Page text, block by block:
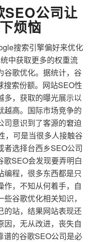
SEO公司让
烦恼
搜索引擎偏好来优化
中获取更多的权重流
谷歌优化。据统计，谷
索份额。网站SEO性
多，获取的曝光展示以
越高。国际市场竞争的
司意识到了客源的窘迫
，可是当很多人接触谷
者选择台西乡SEO公司
SEO会发现要弄明白
编程，很多东西都是只
作，不知从何着手，自
谷歌优化相关知识，
的站，结果网站表现还
因，无从改进，丧失自
谱的谷歌SEO公司是必